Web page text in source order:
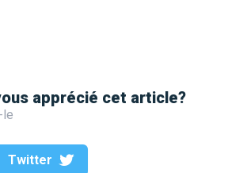
apprécié cet article?
le
Twitter